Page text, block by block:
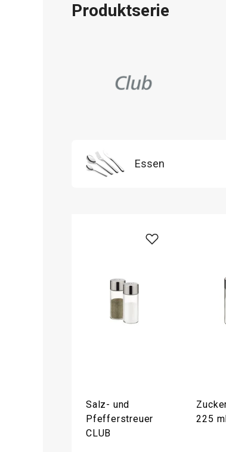
Produktserie
Essen
Salz- und
Pfefferstreuer
CLUB
225